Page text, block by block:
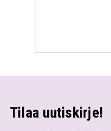
Tilaa uutiskirje!